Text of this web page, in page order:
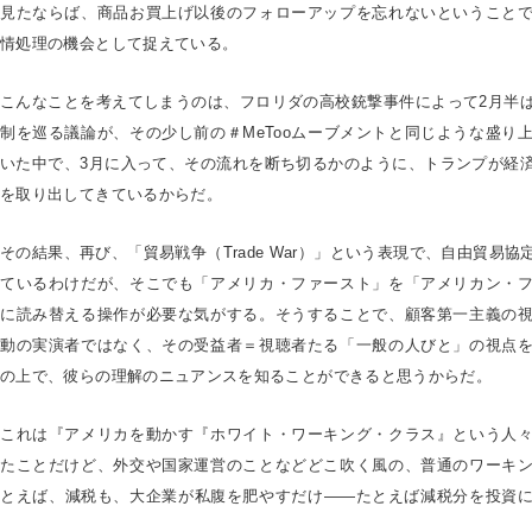
見たならば、商品お買上げ以後のフォローアップを忘れないということ
情処理の機会として捉えている。
こんなことを考えてしまうのは、フロリダの高校銃撃事件によって2月半
制を巡る議論が、その少し前の＃MeTooムーブメントと同じような盛り
いた中で、3月に入って、その流れを断ち切るかのように、トランプが経
を取り出してきているからだ。
その結果、再び、「貿易戦争（Trade War）」という表現で、自由貿易協
ているわけだが、そこでも「アメリカ・ファースト」を「アメリカン・
に読み替える操作が必要な気がする。そうすることで、顧客第一主義の
動の実演者ではなく、その受益者＝視聴者たる「一般の人びと」の視点
の上で、彼らの理解のニュアンスを知ることができると思うからだ。
これは『アメリカを動かす『ホワイト・ワーキング・クラス』という人
たことだけど、外交や国家運営のことなどどこ吹く風の、普通のワーキ
とえば、減税も、大企業が私腹を肥やすだけ――たとえば減税分を投資